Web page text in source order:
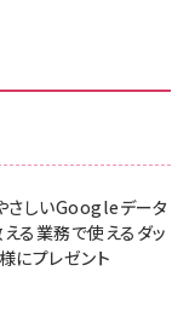
さしいGoogleデータ
る業務で使えるダッ
にプレゼント